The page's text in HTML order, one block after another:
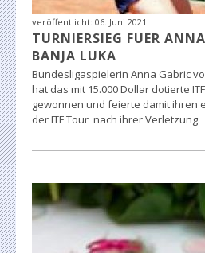
veröffentlicht: 06. Juni 2021
TURNIERSIEG FUER
BANJA LUKA
Bundesligaspielerin Anna Gabric
hat das mit 15.000 Dollar dotierte
gewonnen und feierte damit ihren
der ITF Tour nach ihrer Verletzung.